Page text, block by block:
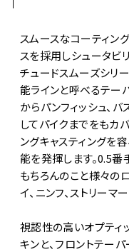
スムースなコーティン
スを採用しシュータビ
チュードスムーズシリ
能ラインと呼べるテー
からパンフィッシュ、バ
してパイクまでをもカ
ングキャスティングを
能を発揮します。0.5番
もちろんのこと様々の
イ、ニンフ、ストリーマ
視認性の高いオプティ
キンと、フロントテー